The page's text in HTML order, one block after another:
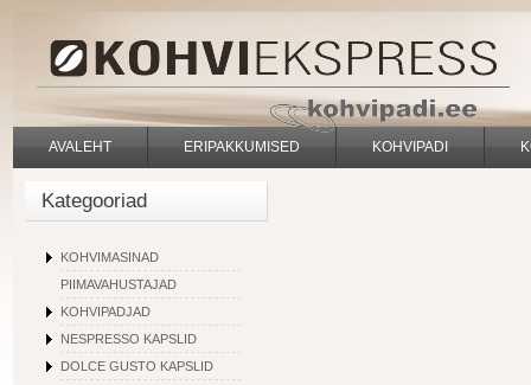
AVALEHT ERIPAKKUMISED KOHVIPADI
Kategooriad
KOHVIMASINAD
PIIMAVAHUSTAJAD
KOHVIPADJAD
NESPRESSO KAPSLID
DOLCE GUSTO KAPSLID